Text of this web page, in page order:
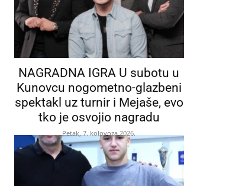
NAGRADNA IGRA U subotu u
Kunovcu nogometno-glazbeni
spektakl uz turnir i Mejaše, evo
tko je osvojio nagradu
Petak, 7. kolovoza 2026.